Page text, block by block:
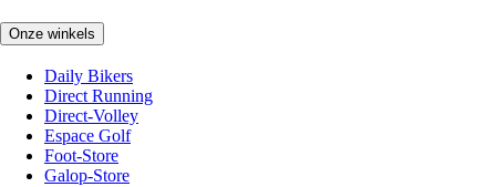
Onze winkels
Daily Bikers
Direct Running
Direct-Volley
Espace Golf
Foot-Store
Galop-Store